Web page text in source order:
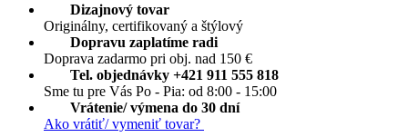
Dizajnový tovar
Originálny, certifikovaný a štýlový
Dopravu zaplatíme radi
Doprava zadarmo pri obj. nad 150 €
Tel. objednávky +421 911 555 818
Sme tu pre Vás Po - Pia: od 8:00 - 15:00
Vrátenie/ výmena do 30 dní
Ako vrátiť/ vymeniť tovar?